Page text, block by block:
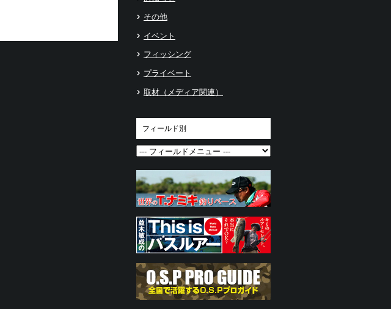
その他
イベント
フィッシング
プライベート
取材（メディア関連）
フィールド別